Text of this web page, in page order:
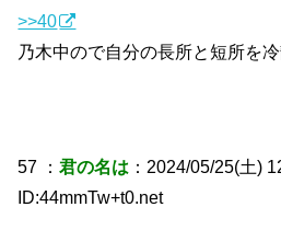
>>40
乃木中ので自分の長所と短所を
57 ：君の名は ：2024/05/25(土)
ID:44mmTw+t0.net